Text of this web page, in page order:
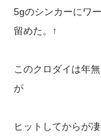
5gのシンカーにワ
留めた。↑
このクロダイは年
が
ヒットしてからが凄